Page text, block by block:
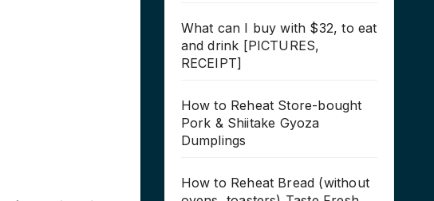
What can I buy with $32, to eat
and drink [PICTURES,
RECEIPT]
How to Reheat Store-bought
Pork & Shiitake Gyoza
Dumplings
How to Reheat Bread (without